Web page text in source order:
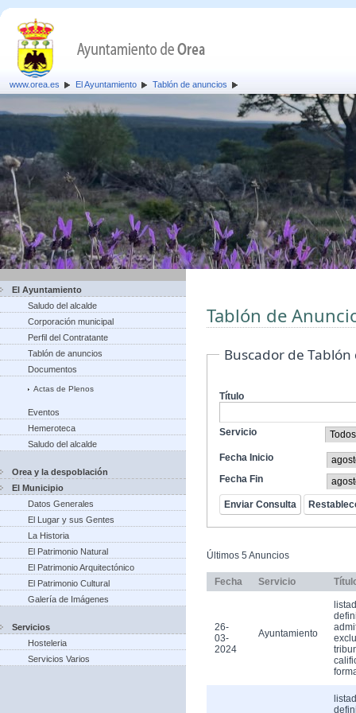
www.orea.es El Ayuntamiento Tablón de anuncios
El Ayuntamiento
Saludo del alcalde
Corporación municipal
Perfil del Contratante
Tablón de anuncios
Documentos
Actas de Plenos
Eventos
Hemeroteca
Saludo del alcalde
Orea y la despoblación
El Municipio
Datos Generales
El Lugar y sus Gentes
La Historia
El Patrimonio Natural
El Patrimonio Arquitectónico
El Patrimonio Cultural
Galería de Imágenes
Servicios
Hosteleria
Servicios Varios
Tablón de
Buscador de
Título
Servicio
Fecha Inicio
Fecha Fin
Últimos 5 Anuncios
Fecha Servicio
26-
03-
2024
Ayuntamiento